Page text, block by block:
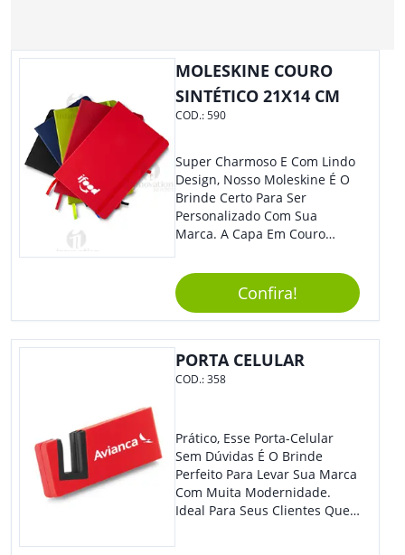
MOLESKINE COURO
SINTÉTICO 21X14 CM
COD.:590
Super Charmoso E Com Lindo
Design, Nosso Moleskine É O
Brinde Certo Para Ser
Personalizado Com Sua
Marca. A Capa Em Couro
Elástico Permite Maior
Segurança Ao Carregá-Lo.
Ofereça A Seus Clientes E
Colaboradores, Sem Dúvidas
Eles Irão Adorar.
Confira!
PORTA CELULAR
COD.:358
Prático, Esse Porta-Celular
Sem Dúvidas É O Brinde
Perfeito Para Levar Sua Marca
Com Muita Modernidade.
Ideal Para Seus Clientes Que